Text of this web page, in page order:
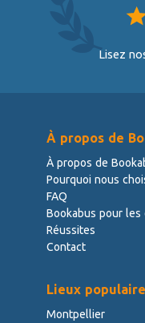
Lisez
À propos de
À propos de
Pourquoi nous
FAQ
Bookabus pour les
Réussites
Contact
Lieux
Montpellier